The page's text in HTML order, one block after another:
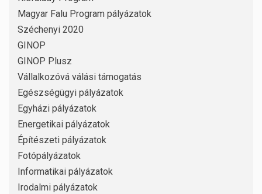
Magyar Falu Program pályázatok
Széchenyi 2020
GINOP
GINOP Plusz
Vállalkozóvá válási támogatás
Egészségügyi pályázatok
Egyházi pályázatok
Energetikai pályázatok
Építészeti pályázatok
Fotópályázatok
Informatikai pályázatok
Irodalmi pályázatok